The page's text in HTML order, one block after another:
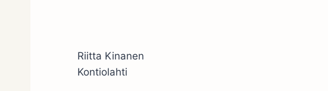
Riitta Kinanen
Kontiolahti